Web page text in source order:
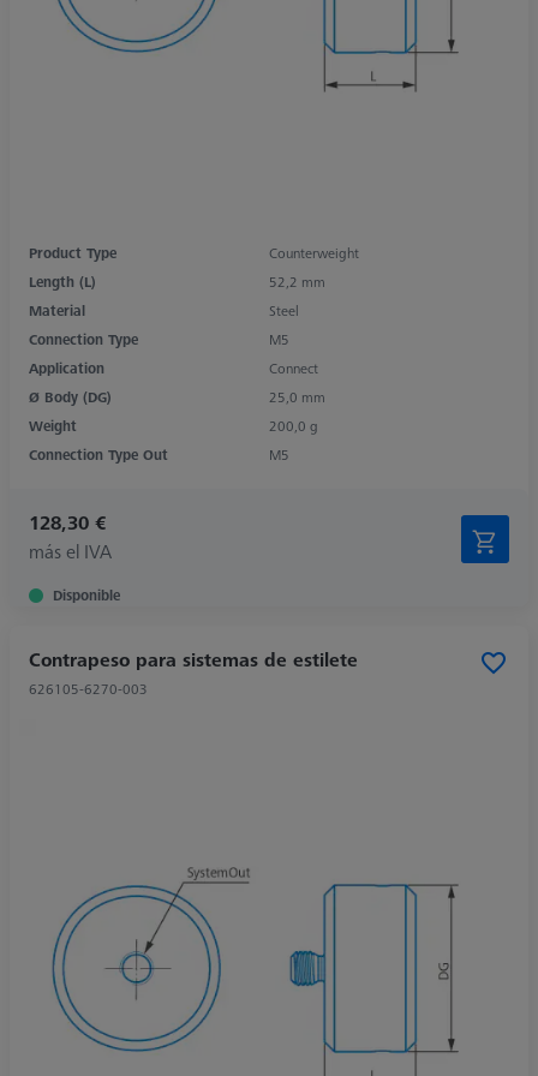
Product Type
Counterweight
Length (L)
52,2 mm
Material
Steel
Connection Type
M5
Application
Connect
Ø Body (DG)
25,0 mm
Weight
200,0 g
Connection Type Out
M5
128,30 €
más el IVA
Disponible
Contrapeso para sistemas de estilete
626105-6270-003